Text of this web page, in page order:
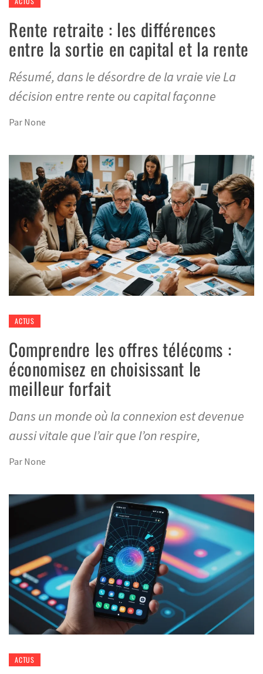
Rente retraite : les différences
entre la sortie en capital et la rente
Résumé, dans le désordre de la vraie vie La
décision entre rente ou capital façonne
Par None
ACTUS
Comprendre les offres télécoms :
économisez en choisissant le
meilleur forfait
Dans un monde où la connexion est devenue
aussi vitale que l’air que l’on respire,
Par None
ACTUS